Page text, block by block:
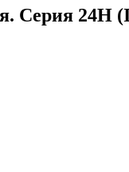
Серия 24H